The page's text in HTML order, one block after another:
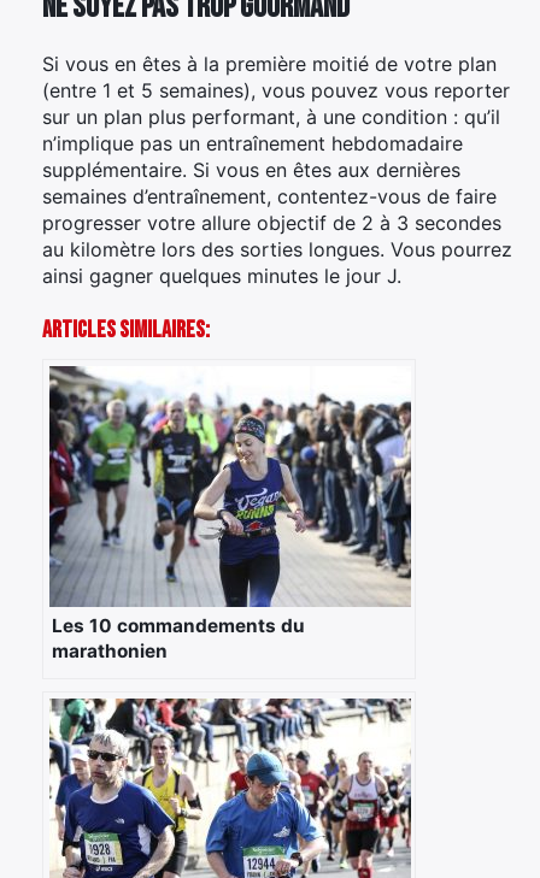
Si vous en êtes à la première moitié de votre plan
(entre 1 et 5 semaines), vous pouvez vous reporter
sur un plan plus performant, à une condition : qu’il
n’implique pas un entraînement hebdomadaire
supplémentaire. Si vous en êtes aux dernières
semaines d’entraînement, contentez-vous de faire
progresser votre allure objectif de 2 à 3 secondes
au kilomètre lors des sorties longues. Vous pourrez
ainsi gagner quelques minutes le jour J.
Articles Similaires:
Les 10 commandements du
marathonien